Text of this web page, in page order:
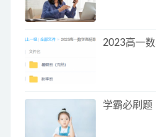
2023高一
学霸必刷题